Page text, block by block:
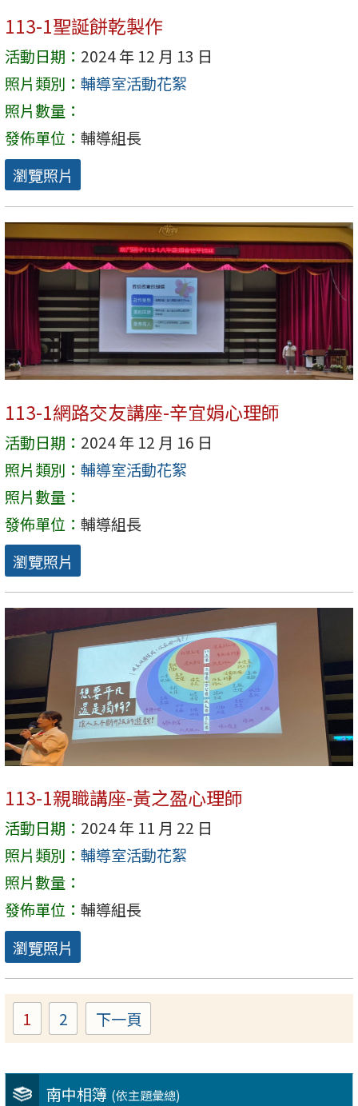
南中相簿 (依主題彙總)
113-1聖誕餅乾製作
活動日期： 2024 年 12 月 13 日
照片類別： 輔導室活動花絮
照片數量：
發佈單位： 輔導組長
瀏覽照片
113-1網路交友講座-辛宜娟心理師
活動日期： 2024 年 12 月 16 日
照片類別： 輔導室活動花絮
照片數量：
發佈單位： 輔導組長
瀏覽照片
113-1親職講座-黃之盈心理師
活動日期： 2024 年 11 月 22 日
照片類別： 輔導室活動花絮
照片數量：
發佈單位： 輔導組長
瀏覽照片
Page
1 Page
2 下一頁